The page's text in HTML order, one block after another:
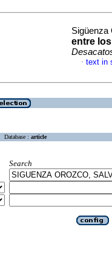
entre
· text in
Database : article
Search